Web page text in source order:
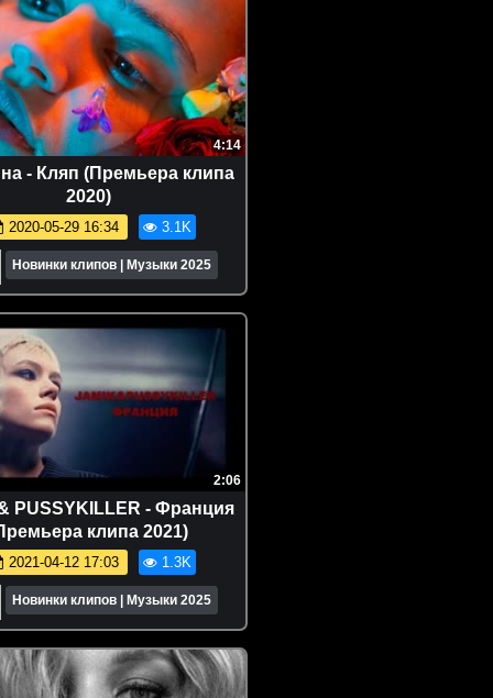
4:14
- Кляп (Премьера клипа
2020)
2020-05-29 16:34 3.1K
Новинки клипов | Музыки 2025
2:06
PUSSYKILLER - Франция
клипа 2021)
2021-04-12 17:03 1.3K
Новинки клипов | Музыки 2025